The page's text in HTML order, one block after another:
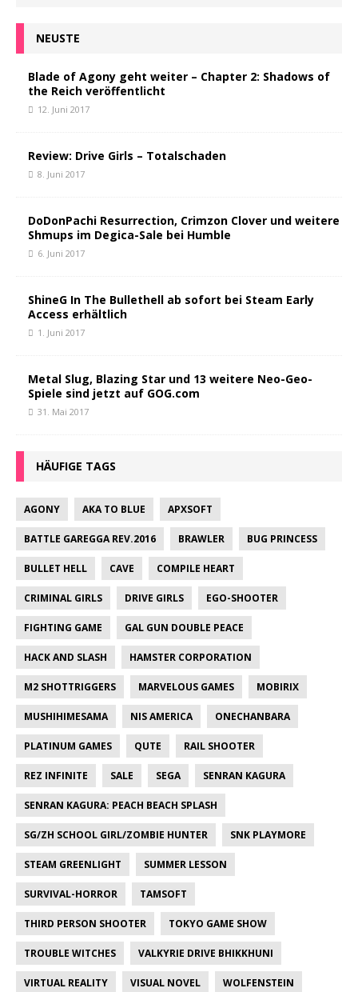
NEUSTE
Blade of Agony geht weiter – Chapter 2: Shadows of
the Reich veröffentlicht
12. Juni 2017
Review: Drive Girls – Totalschaden
8. Juni 2017
DoDonPachi Resurrection, Crimzon Clover und weitere
Shmups im Degica-Sale bei Humble
6. Juni 2017
ShineG In The Bullethell ab sofort bei Steam Early
Access erhältlich
1. Juni 2017
Metal Slug, Blazing Star und 13 weitere Neo-Geo-
Spiele sind jetzt auf GOG.com
31. Mai 2017
HÄUFIGE TAGS
AGONY AKA TO BLUE APXSOFT
BATTLE GAREGGA REV.2016 BRAWLER BUG PRINCESS
BULLET HELL CAVE COMPILE HEART
CRIMINAL GIRLS DRIVE GIRLS EGO-SHOOTER
FIGHTING GAME GAL GUN DOUBLE PEACE
HACK AND SLASH HAMSTER CORPORATION
M2 SHOTTRIGGERS MARVELOUS GAMES MOBIRIX
MUSHIHIMESAMA NIS AMERICA ONECHANBARA
PLATINUM GAMES QUTE RAIL SHOOTER
REZ INFINITE SALE SEGA SENRAN KAGURA
SENRAN KAGURA: PEACH BEACH SPLASH
SG/ZH SCHOOL GIRL/ZOMBIE HUNTER SNK PLAYMORE
STEAM GREENLIGHT SUMMER LESSON
SURVIVAL-HORROR TAMSOFT
THIRD PERSON SHOOTER TOKYO GAME SHOW
TROUBLE WITCHES VALKYRIE DRIVE BHIKKHUNI
VIRTUAL REALITY VISUAL NOVEL WOLFENSTEIN